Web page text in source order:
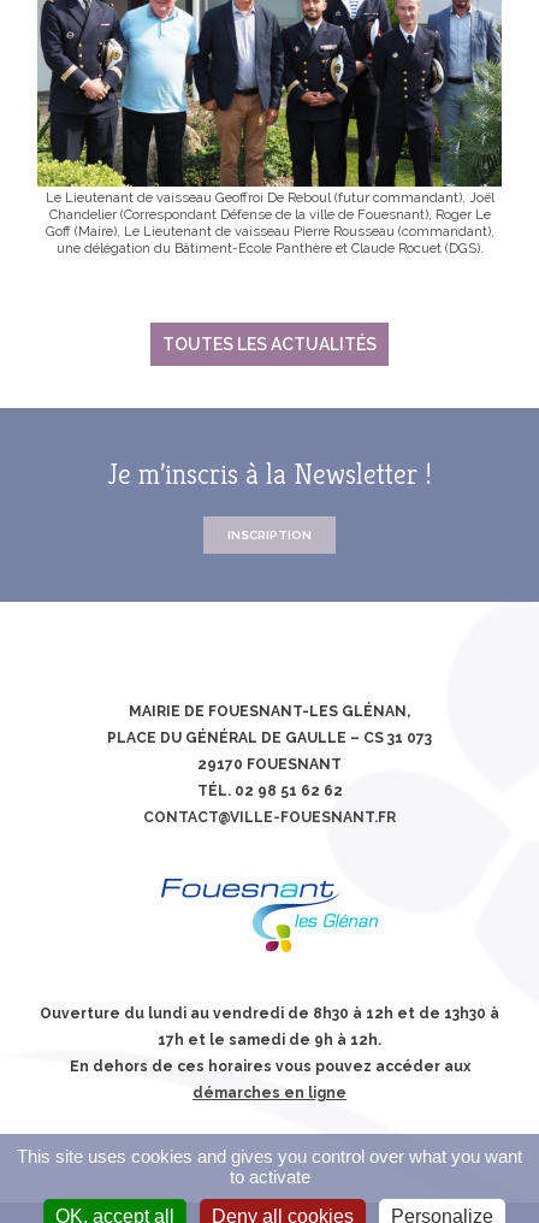
Le Lieutenant de vaisseau Geoffroi De Reboul (futur commandant), Joël
Chandelier (Correspondant Défense de la ville de Fouesnant), Roger Le
Goff (Maire), Le Lieutenant de vaisseau Pierre Rousseau (commandant),
une délégation du Bâtiment-Ecole Panthère et Claude Rocuet (DGS).
TOUTES LES ACTUALITÉS
Je m’inscris à la Newsletter !
INSCRIPTION
MAIRIE DE FOUESNANT-LES GLÉNAN,
PLACE DU GÉNÉRAL DE GAULLE – CS 31 073
29170 FOUESNANT
TÉL. 02 98 51 62 62
CONTACT@VILLE-FOUESNANT.FR
Ouverture du lundi au vendredi de 8h30 à 12h et de 13h30 à
17h et le samedi de 9h à 12h.
En dehors de ces horaires vous pouvez accéder aux
démarches en ligne
This site uses cookies and gives you control over what you want
to activate
OK, accept all
Deny all cookies Personalize